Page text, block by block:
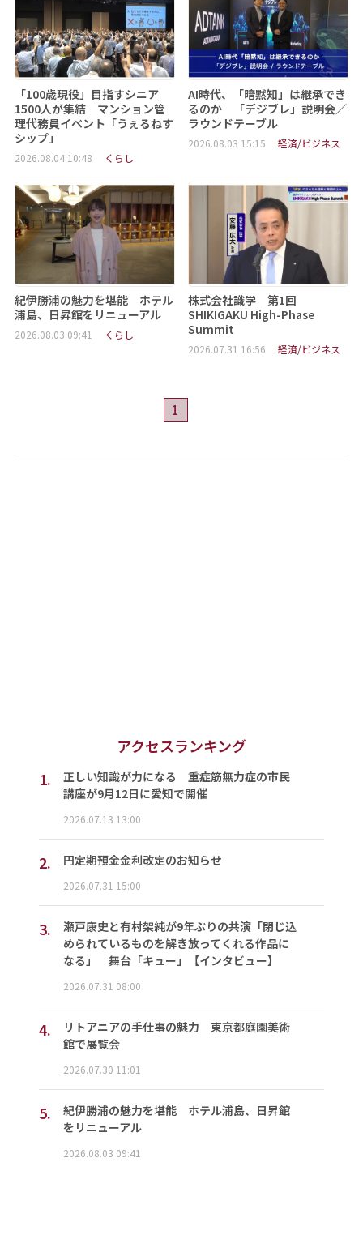
「100歳現役」目指すシニア
1500人が集結 マンション管
理代務員イベント「うぇるねす
シップ」
2026.08.04 10:48 くらし
AI時代、「暗黙知」は継承でき
るのか 「デジブレ」説明会／
ラウンドテーブル
2026.08.03 15:15 経済/ビジネス
紀伊勝浦の魅力を堪能 ホテル
浦島、日昇館をリニューアル
2026.08.03 09:41 くらし
株式会社識学 第1回
SHIKIGAKU High-Phase
Summit
2026.07.31 16:56 経済/ビジネス
1
アクセスランキング
1.
正しい知識が力になる 重症筋無力症の市民
講座が9月12日に愛知で開催
2026.07.13 13:00
2. 円定期預金金利改定のお知らせ
2026.07.31 15:00
3.
瀬戸康史と有村架純が9年ぶりの共演「閉じ込
められているものを解き放ってくれる作品に
なる」 舞台「キュー」【インタビュー】
2026.07.31 08:00
4.
リトアニアの手仕事の魅力 東京都庭園美術
館で展覧会
2026.07.30 11:01
5.
紀伊勝浦の魅力を堪能 ホテル浦島、日昇館
をリニューアル
2026.08.03 09:41